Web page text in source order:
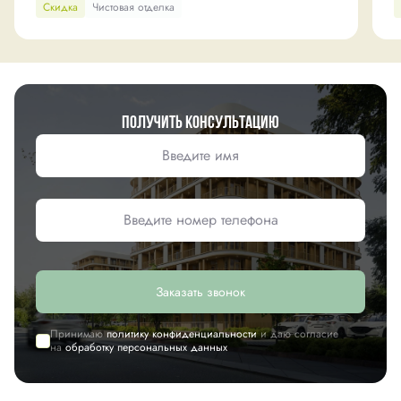
Скидка Чистовая отделка
Получить консультацию
Заказать звонок
Принимаюполитику конфиденциальностии даю согласие
наобработку персональных данных